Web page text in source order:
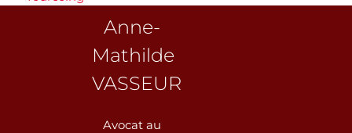
Anne-
Mathilde
VASSEUR
Avocat au